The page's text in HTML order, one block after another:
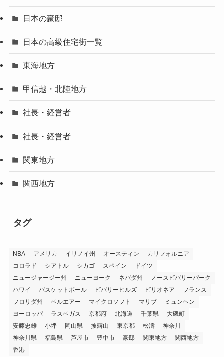
日本の豪邸
日本の高級住宅街一覧
東海地方
甲信越・北陸地方
社長・経営者
社長・経営者
関東地方
関西地方
タグ
NBA アメリカ イリノイ州 オースティン
カリフォルニア
コロラド
シアトル シカゴ スペイン
ドイツ
ニュージャージー州
ニューヨーク ネバダ州
ノースビバリーパーク
ハワイ
バスケットボール ビバリーヒルズ ビリオネア
フランス
フロリダ州
ベルエアー マイクロソフト マリブ
ミュンヘン
ヨーロッパ
ラスベガス 京都府 北海道 千葉県
大磯町
安藤忠雄
小坪 岡山県 披露山 東京都 松濤
神奈川
神奈川県
福島県 芦屋市 豊中市 豪邸 関東地方
関西地方
香港